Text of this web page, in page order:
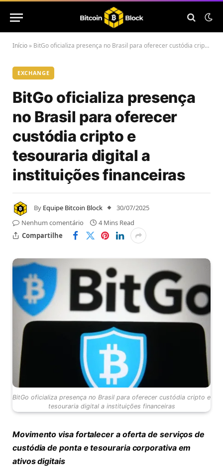
Início » BitGo oficializa presença no Brasil para oferecer custódia cripto e tesouraria digital a instituições financeiras
EXCHANGE
BitGo oficializa presença
no Brasil para oferecer
custódia cripto e
tesouraria digital a
instituições financeiras
By Equipe Bitcoin Block
30/07/2025
Nenhum comentário
4 Mins Read
Compartilhe
BitGo oficializa presença no Brasil para oferecer custódia cripto e
tesouraria digital a instituições financeiras
Movimento visa fortalecer a oferta de serviços de
custódia de ponta e tesouraria corporativa em
ativos digitais